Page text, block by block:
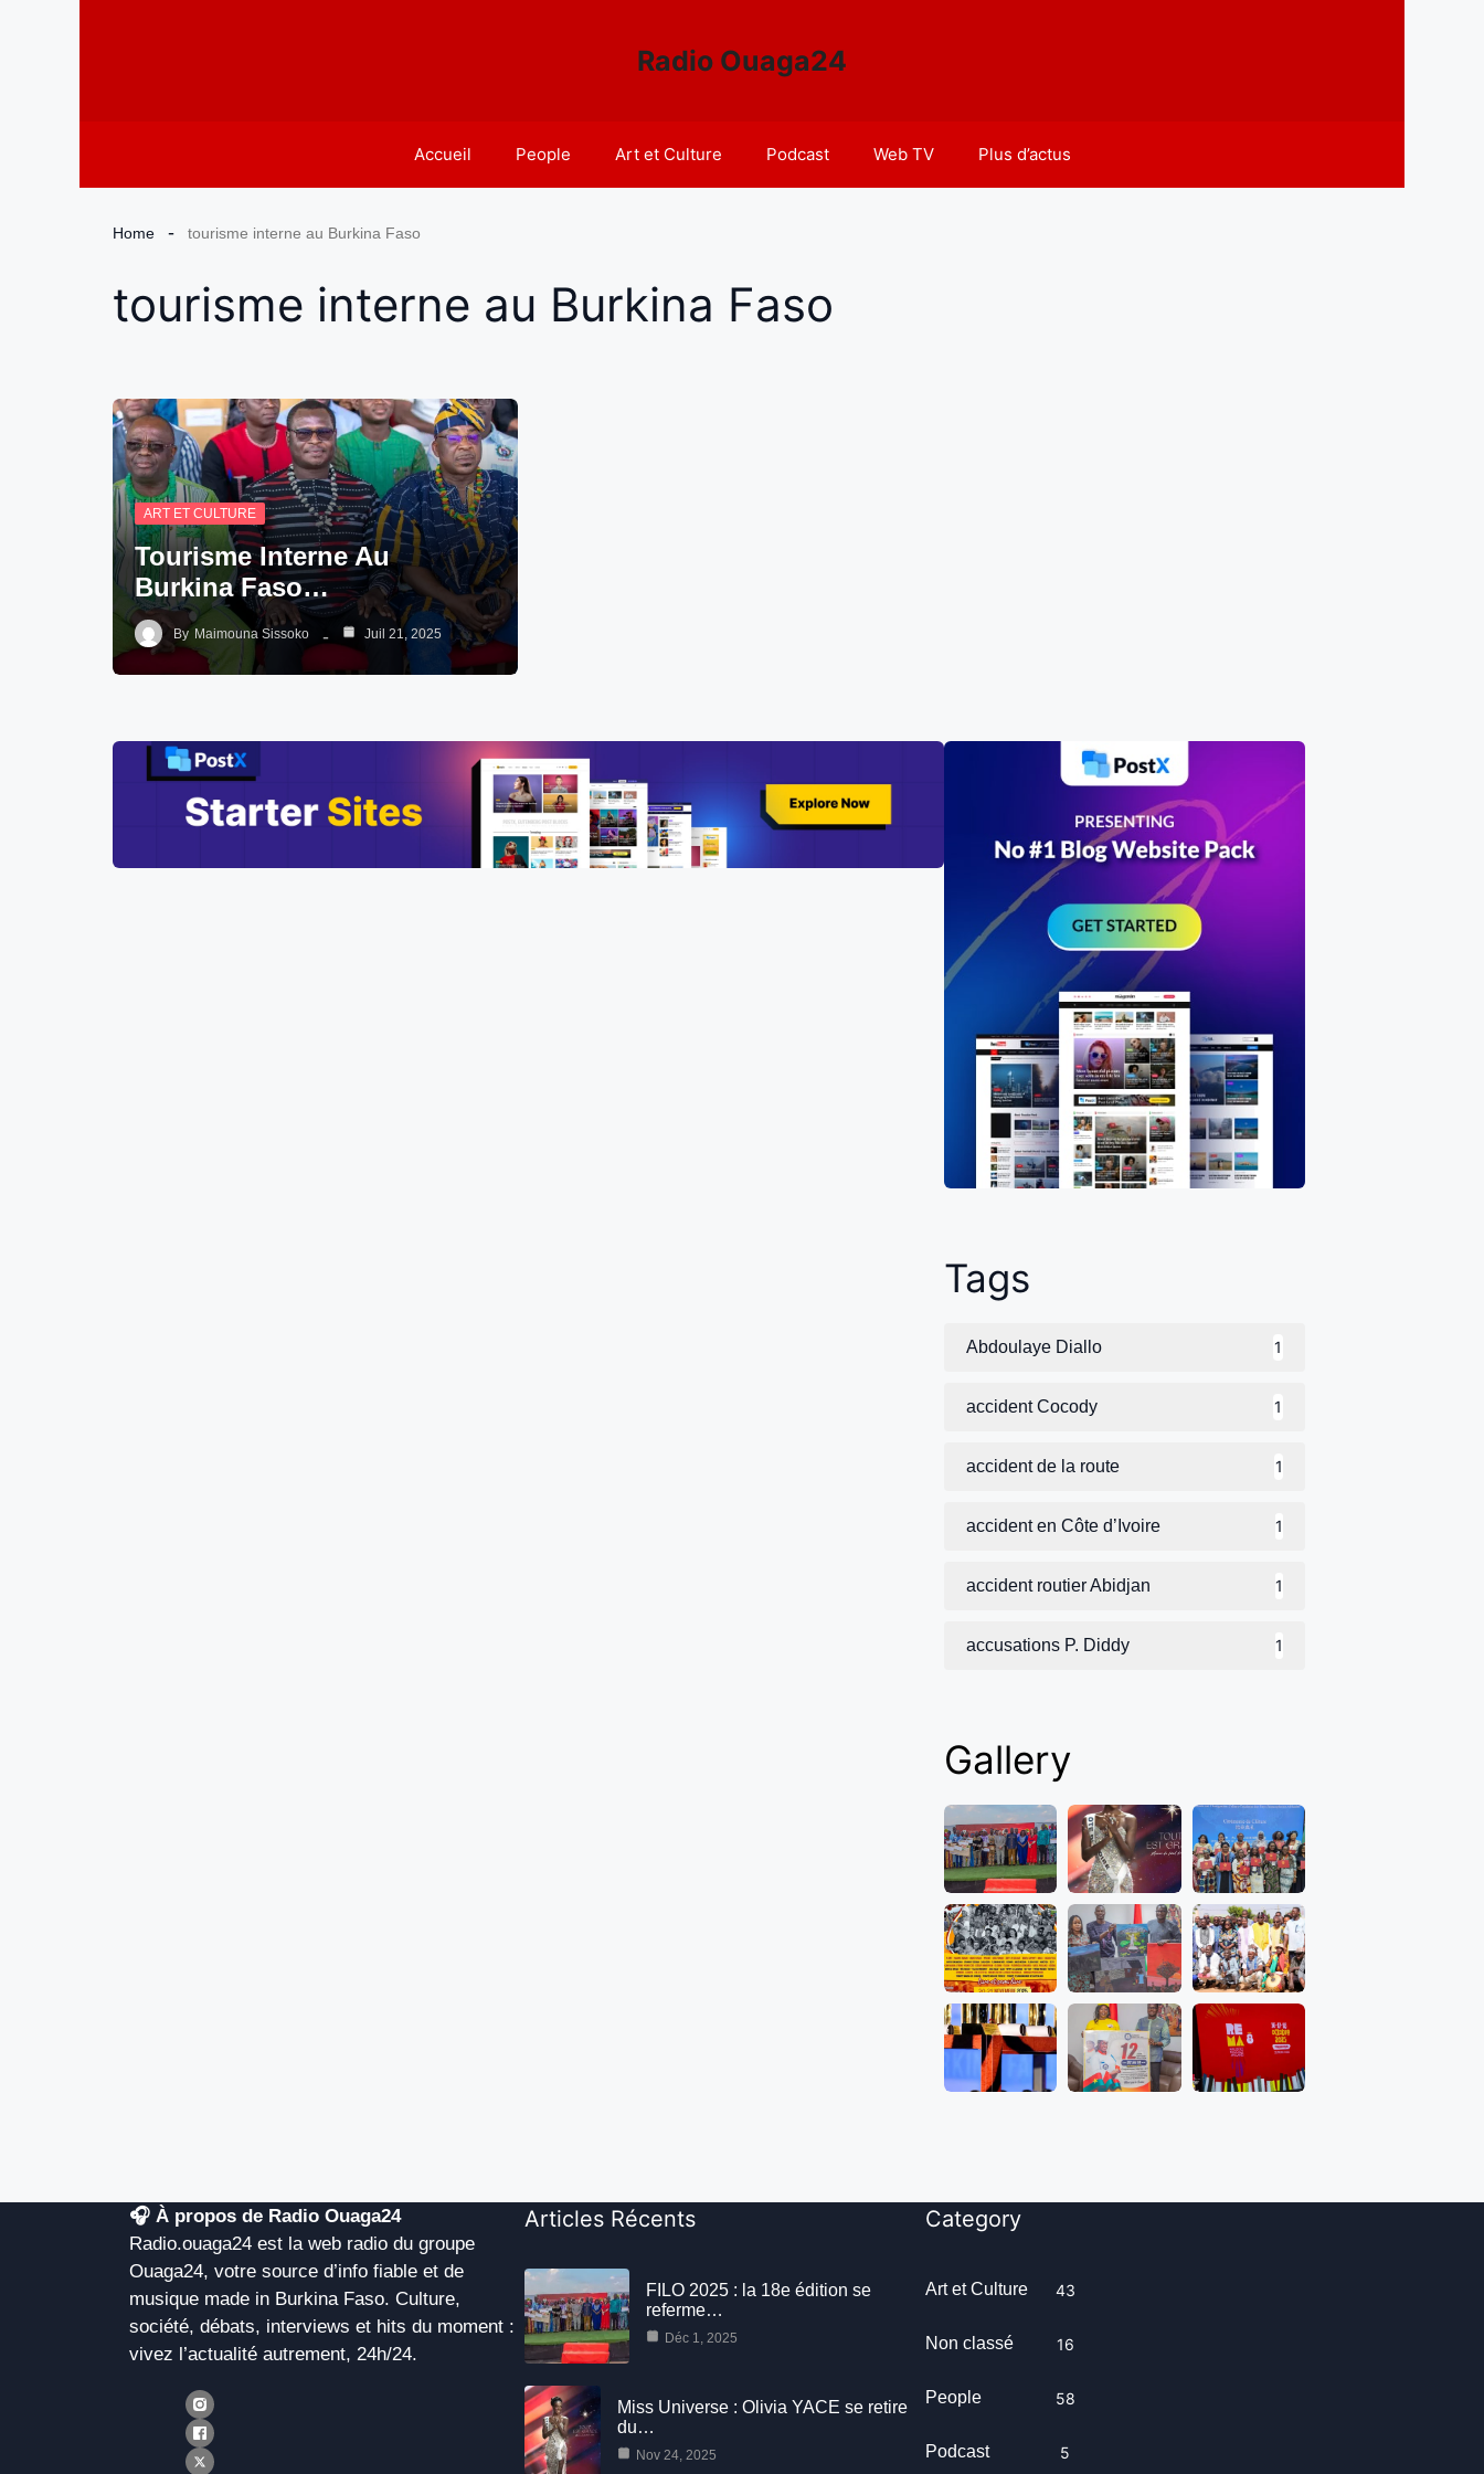
Radio Ouaga24
Accueil People Art et Culture Podcast Web TV Plus d’actus
Home tourisme interne au Burkina Faso
tourisme interne au Burkina Faso
ART ET CULTURE
Tourisme Interne Au
Burkina Faso…
By Maimouna Sissoko Juil 21, 2025
Tags
Abdoulaye Diallo 1
accident Cocody 1
accident de la route 1
accident en Côte d’Ivoire 1
accident routier Abidjan 1
accusations P. Diddy 1
Gallery
🎧 À propos de Radio Ouaga24
Radio.ouaga24 est la web radio du groupe
Ouaga24, votre source d’info fiable et de
musique made in Burkina Faso. Culture,
société, débats, interviews et hits du moment :
vivez l’actualité autrement, 24h/24.
Articles Récents
FILO 2025 : la 18e édition se
referme…
Déc 1, 2025
Miss Universe : Olivia YACE se retire
du…
Nov 24, 2025
Category
Art et Culture 43
Non classé 16
People 58
Podcast 5